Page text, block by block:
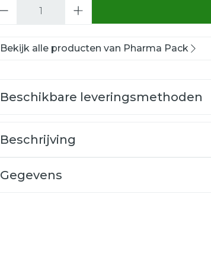
Bekijk alle producten van Pharma Pack
Beschikbare leveringsmethoden
Beschrijving
Gegevens